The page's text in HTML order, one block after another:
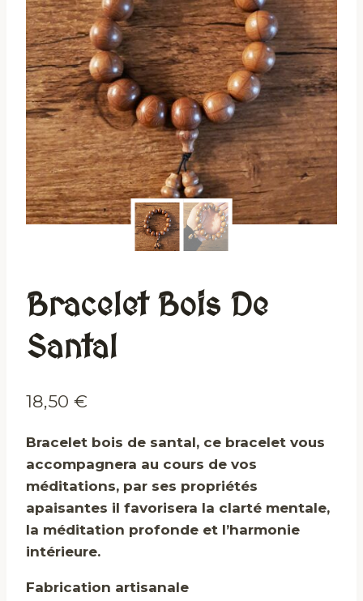
Bracelet Bois De
Santal
18,50 €
Bracelet bois de santal, ce bracelet vous
accompagnera au cours de vos
méditations, par ses propriétés
apaisantes il favorisera la clarté mentale,
la méditation profonde et l’harmonie
intérieure.
Fabrication artisanale